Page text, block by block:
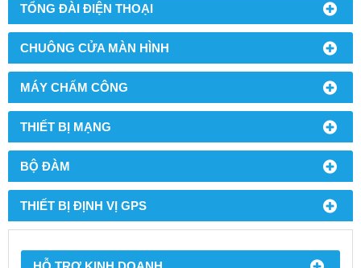
TỔNG ĐÀI ĐIỆN THOẠI
CHUÔNG CỬA MÀN HÌNH
MÁY CHẤM CÔNG
THIẾT BỊ MẠNG
BỘ ĐÀM
THIẾT BỊ ĐỊNH VỊ GPS